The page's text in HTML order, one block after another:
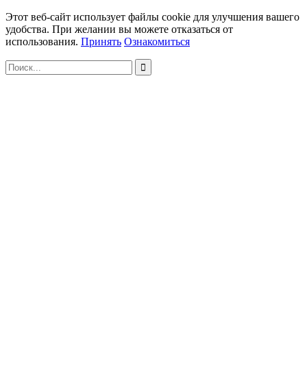
Этот веб-сайт использует файлы cookie для улучшения вашего
удобства. При желании вы можете отказаться от
использования. Принять Ознакомиться